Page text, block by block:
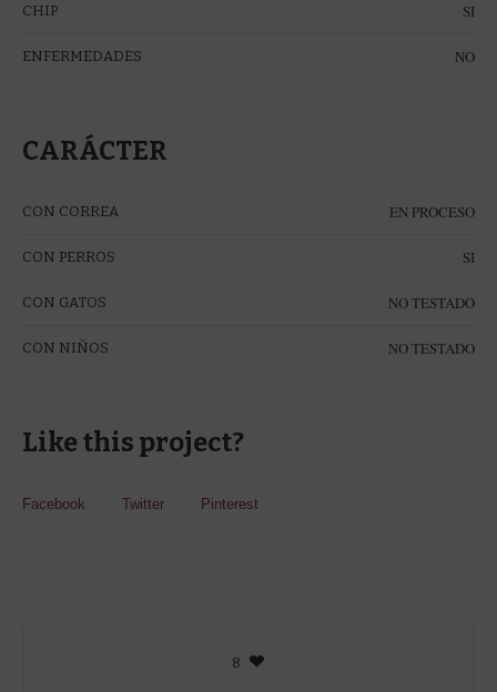
CHIP SI
ENFERMEDADES NO
CARÁCTER
CON CORREA EN PROCESO
CON PERROS SI
CON GATOS NO TESTADO
CON NIÑOS NO TESTADO
Like this project?
Facebook Twitter Pinterest
8